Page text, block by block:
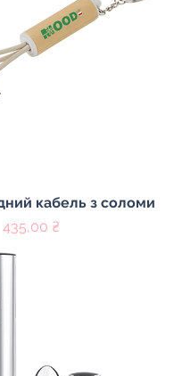
кабель з соломи
Цена
435,00 ₴